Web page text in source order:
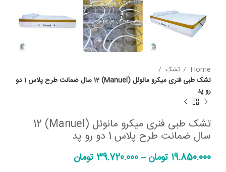
Home
تشک
تشک طبی فنری میکرو مانوئل (Manuel) 12 سال ضمانت طرح پلاس 1 دو
رو پد
تشک طبی فنری میکرو مانوئل (Manuel) 12
سال ضمانت طرح پلاس 1 دو رو پد
19.850.000 تومان –
39.720.000 تومان